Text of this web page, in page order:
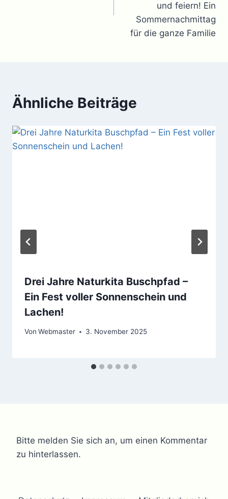
und feiern! Ein
Sommernachmittag
für die ganze Familie
Ähnliche Beiträge
Drei Jahre Naturkita Buschpfad –
Ein Fest voller Sonnenschein und
Lachen!
Von Webmaster 3. November 2025
Bitte melden Sie sich an, um einen Kommentar
zu hinterlassen.